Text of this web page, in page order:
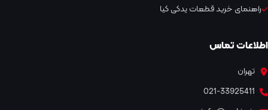
راهنمای خرید قطعات یدکی کیا
اطلاعات تماس
تهران
021-33925411